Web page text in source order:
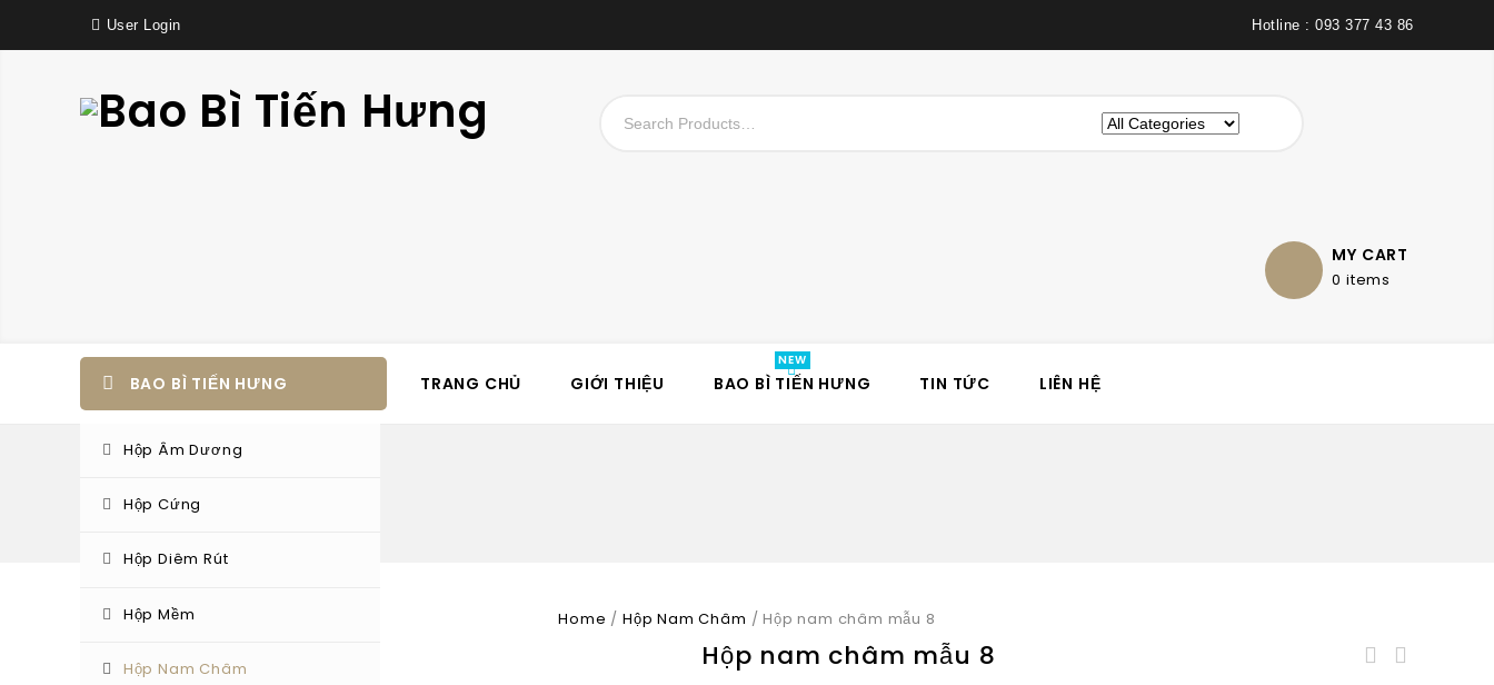
User Login Hotline : 093 377 43 86
MY CART
0 items
BAO BÌ TIẾN HƯNG
Hộp Âm Dương
Hộp Cứng
Hộp Diêm Rút
Hộp Mềm
Hộp Nam Châm
TRANG CHỦ GIỚI THIỆU BAO BÌ TIẾN HƯNG TIN TỨC LIÊN HỆ
Home /Hộp Nam Châm / Hộp nam châm mẫu 8
Hộp nam châm mẫu 8